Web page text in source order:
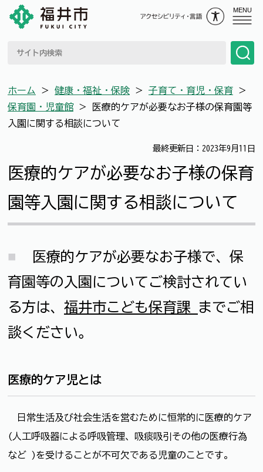
MENU
ホーム ＞ 健康・福祉・保険 ＞ 子育て・育児・保育 ＞
保育園・児童館＞
医療的ケアが必要なお子様の保育園等
入園に関する相談について
最終更新日：2023年9月11日
医療的ケアが必要なお子様の保育
園等入園に関する相談について
医療的ケアが必要なお子様で、保
育園等の入園についてご検討されてい
る方は、 福井市こども保育課
までご相
談ください。
医療的ケア児とは
日常生活及び社会生活を営むために恒常的に医療的ケア
(人工呼吸器による呼吸管理、吸痰吸引その他の医療行為
など )を受けることが不可欠である児童のことです。